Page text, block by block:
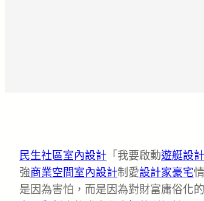
民生社區室內設計 「我要啟動遊艇設計
強商業空間室內設計制愛設計家豪宅
是因為害怕，而是因為對財富庸俗化